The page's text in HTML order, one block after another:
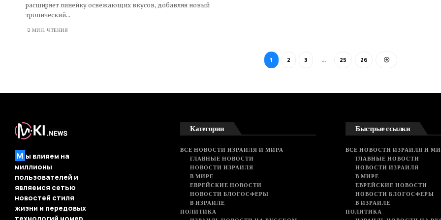
расширяет линейку освежающих вкусов, добавляя новый
тропический…
2 МИН. ЧТЕНИЯ
1 2 3 … 25 26
М ы влияем на
миллионы
пользователей и
являемся сетью
новостей стиля
жизни и передовых
Категории
ВСЕ НОВОСТИ ИЗРАИЛЯ И МИРА
ГЛАВНЫЕ НОВОСТИ
НОВОСТИ ИЗРАИЛЯ
В МИРЕ
ЕВРЕЙСКИЕ НОВОСТИ
НОВОСТИ БЛОГОСФЕРЫ
В ИЗРАИЛЕ
ПОЛИТИКА
Быстрые ссылки
ВСЕ НОВОСТИ ИЗРАИЛЯ И
ГЛАВНЫЕ НОВОСТИ
НОВОСТИ ИЗРАИЛЯ
В МИРЕ
ЕВРЕЙСКИЕ НОВОСТИ
НОВОСТИ БЛОГОСФЕРЫ
В ИЗРАИЛЕ
ПОЛИТИКА